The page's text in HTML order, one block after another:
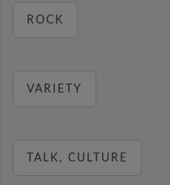
ROCK
VARIETY
TALK, CULTURE